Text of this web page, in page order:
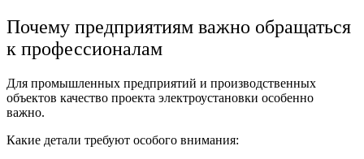
Почему предприятиям важно обращаться
к профессионалам
Для промышленных предприятий и производственных
объектов качество проекта электроустановки особенно
важно.
Какие детали требуют особого внимания: